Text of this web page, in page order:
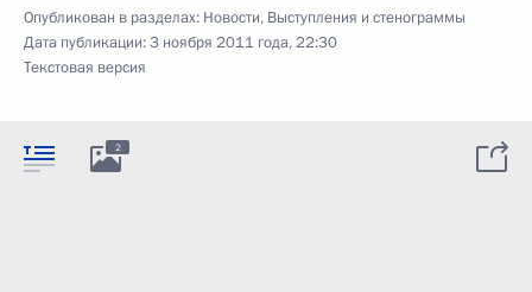
Опубликован в разделах: Новости, Выступления и стенограммы
Дата публикации:3 ноября 2011 года, 22:30
Текстовая версия
2